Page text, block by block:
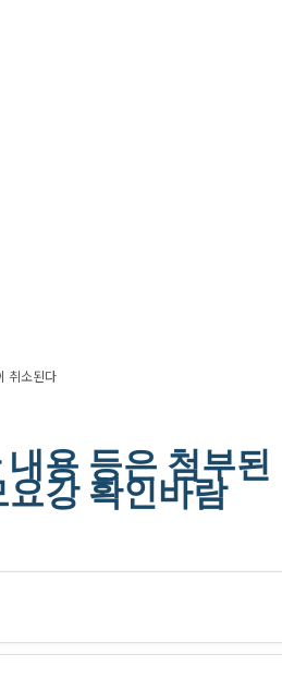
취소된다
내용 등은 첨부된
요강 확인바람​